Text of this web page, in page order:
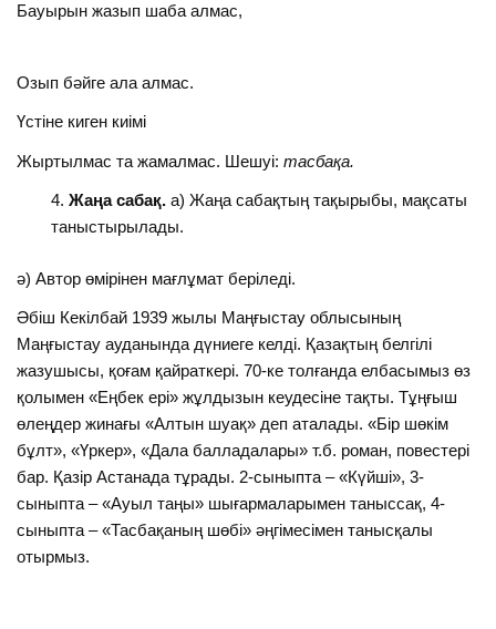
Бауырын жазып шаба алмас,
Озып бәйге ала алмас.
Үстіне киген киімі
Жыртылмас та жамалмас. Шешуі:тасбақа.
Жаңа сабақ. а) Жаңа сабақтың тақырыбы, мақсаты
таныстырылады.
ә) Автор өмірінен мағлұмат беріледі.
Әбіш Кекілбай 1939 жылы Маңғыстау облысының
Маңғыстау ауданында дүниеге келді. Қазақтың белгілі
жазушысы, қоғам қайраткері. 70-ке толғанда елбасымыз өз
қолымен «Еңбек ері» жұлдызын кеудесіне тақты. Тұңғыш
өлеңдер жинағы «Алтын шуақ» деп аталады. «Бір шөкім
бұлт», «Үркер», «Дала балладалары» т.б. роман, повестері
бар. Қазір Астанада тұрады. 2-сыныпта – «Күйші», 3-
сыныпта – «Ауыл таңы» шығармаларымен таныссақ, 4-
сыныпта – «Тасбақаның шөбі» әңгімесімен танысқалы
отырмыз.